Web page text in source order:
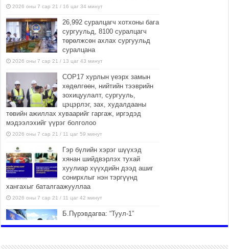
2026 оны 7 сар 21 / 16 цаг 34 минут
26,992 суралцагч хотхоны бага
сургуульд, 8100 суралцагч
төрөлжсөн ахлах сургуульд
суралцана
2026 оны 7 сар 21 / 13 цаг 43 минут
COP17 хурлын үеэрх замын
хөдөлгөөн, нийтийн тээврийн
зохицуулалт, сургууль,
цэцэрлэг, зах, худалдааны
төвийн ажиллах хуваарийг гаргаж, иргэдэд
мэдээлэхийг үүрэг болголоо
2026 оны 7 сар 21 / 11 цаг 59 минут
Гэр бүлийн хэрэг шүүхэд
хянан шийдвэрлэх тухай
хуулиар хүүхдийн дээд ашиг
сонирхлыг нэн тэргүүнд
хангахыг баталгаажууллаа
2026 оны 7 сар 21 / 11 цаг 42 минут
Б.Пүрэвдагва: “Туул-1”